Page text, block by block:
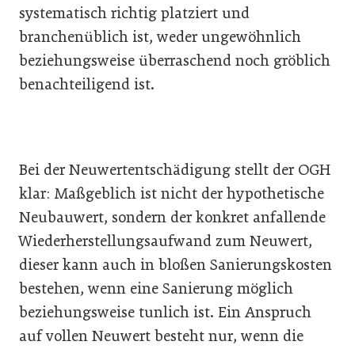
systematisch richtig platziert und
branchenüblich ist, weder ungewöhnlich
beziehungsweise überraschend noch gröblich
benachteiligend ist.
Bei der Neuwertentschädigung stellt der OGH
klar: Maßgeblich ist nicht der hypothetische
Neubauwert, sondern der konkret anfallende
Wiederherstellungsaufwand zum Neuwert,
dieser kann auch in bloßen Sanierungskosten
bestehen, wenn eine Sanierung möglich
beziehungsweise tunlich ist. Ein Anspruch
auf vollen Neuwert besteht nur, wenn die